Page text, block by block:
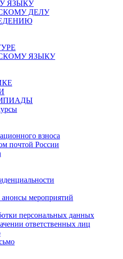
ЯЗЫКУ
ДЕЛУ
ЯЗЫКУ
взноса
почтой России
анонсы мероприятий
персональных данных
ответственных лиц